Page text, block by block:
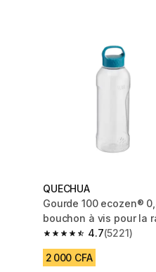
QUECHUA
Gourde 100 ecozen®
bouchon à vis pour la
4.7
4.7 out of 5 stars from
(5221)
2 000 CFA